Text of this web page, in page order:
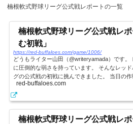
楠根軟式野球リーグ公式戦レポートの一覧
楠根軟式野球リーグ公式戦レ
む初戦」
https://red-buffaloes.com/game/1006/
どうもライター山田（@writeryamada）です
に圧倒的な弱さを持っています。 そんなレッ
グの公式戦の初戦に挑んできました。 当日の
れる選手を中心にオーダー組みました。 サイ
かし、これが失敗でした。 蓋を開けてみれば牽
た。。。 結局盗塁も０で終わりました。 相手
かった。 投球の間の取り方、牽制のスピード
巧派...
red-buffaloes.com
楠根軟式野球リーグ公式戦レ